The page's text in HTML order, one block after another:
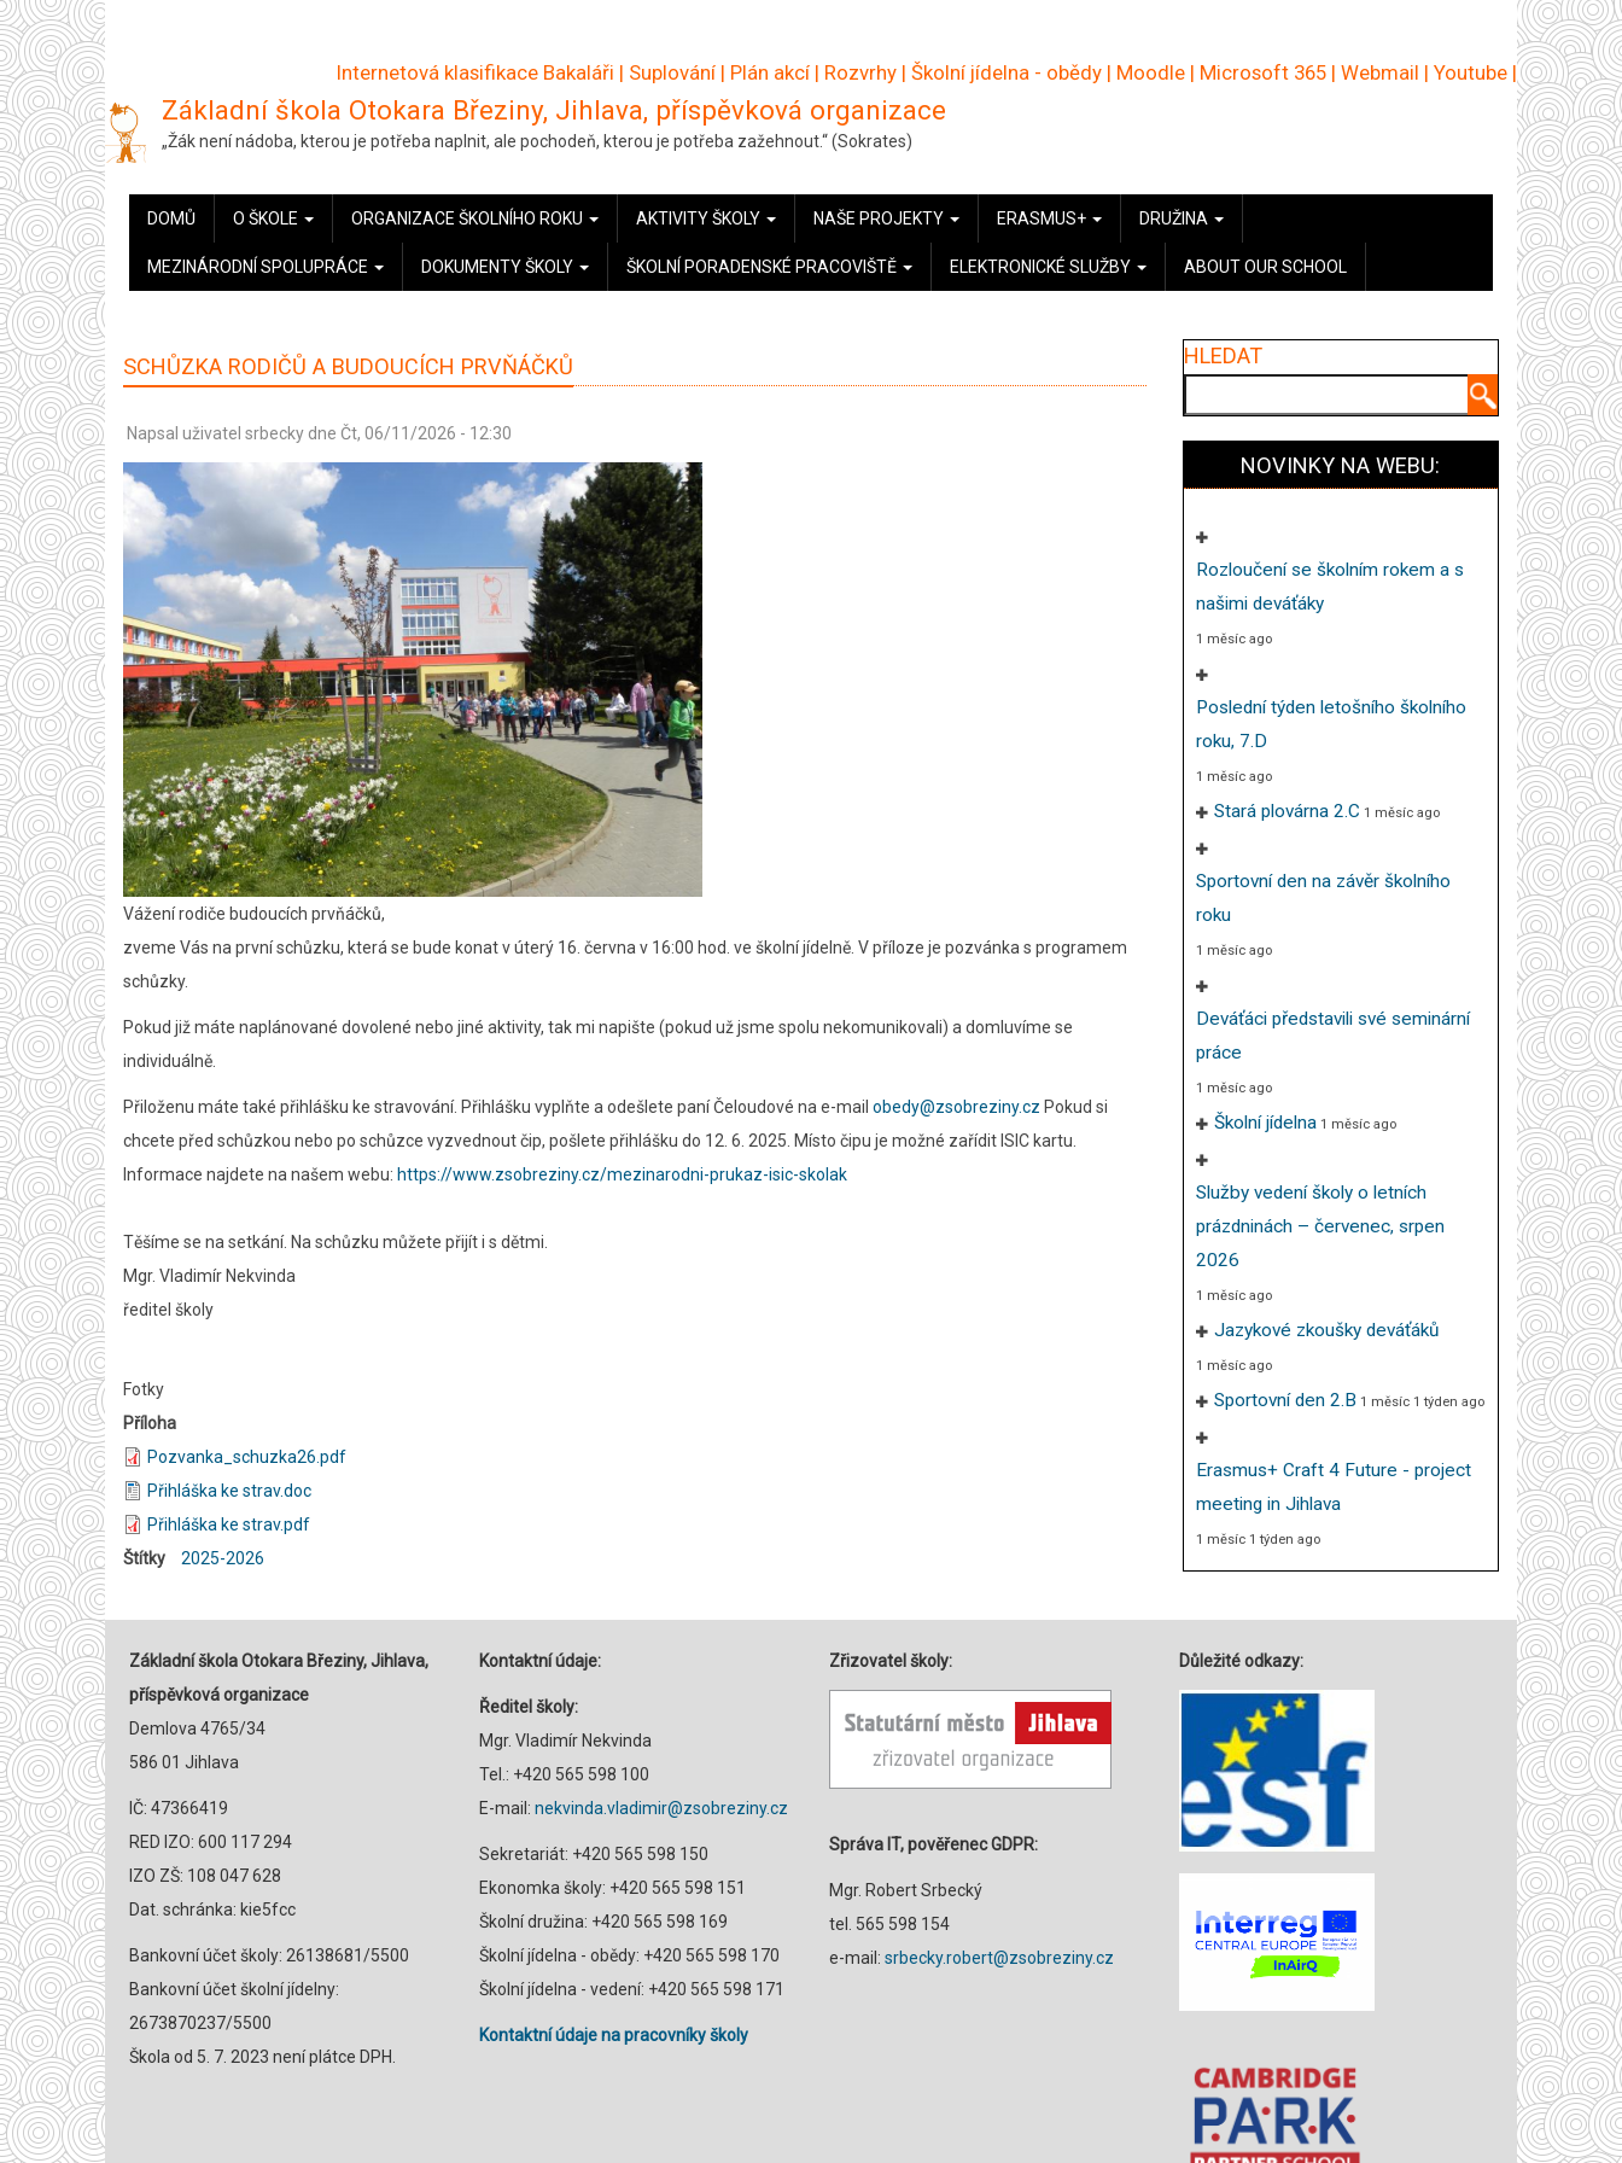
Přejít
k
hlavnímu
obsahu
Internetová klasifikace Bakaláři | Suplování | Plán akcí | Rozvrhy | Školní jídelna - obědy | Moodle | Microsoft 365 | Webmail | Youtube |
Základní škola Otokara Březiny, Jihlava, příspěvková organizace
„Žák není nádoba, kterou je potřeba naplnit, ale pochodeň, kterou je potřeba zažehnout.“ (Sokrates)
HLAVNÍ
NAVIGACE
DOMŮ O ŠKOLE ORGANIZACE ŠKOLNÍHO ROKU AKTIVITY ŠKOLY NAŠE PROJEKTY ERASMUS+ DRUŽINA
MEZINÁRODNÍ SPOLUPRÁCE DOKUMENTY ŠKOLY ŠKOLNÍ PORADENSKÉ PRACOVIŠTĚ ELEKTRONICKÉ SLUŽBY ABOUT OUR SCHOOL
SCHŮZKA RODIČŮ A BUDOUCÍCH PRVŇÁČKŮ
Napsal uživatel srbecky dne Čt, 06/11/2026 - 12:30
Vážení rodiče budoucích prvňáčků,
zveme Vás na první schůzku, která se bude konat v úterý 16. června v 16:00 hod. ve školní jídelně. V příloze je pozvánka s programem
schůzky.
Pokud již máte naplánované dovolené nebo jiné aktivity, tak mi napište (pokud už jsme spolu nekomunikovali) a domluvíme se
individuálně.
Přiloženu máte také přihlášku ke stravování. Přihlášku vyplňte a odešlete paní Čeloudové na e-mail obedy@zsobreziny.cz Pokud si
chcete před schůzkou nebo po schůzce vyzvednout čip, pošlete přihlášku do 12. 6. 2025. Místo čipu je možné zařídit ISIC kartu.
Informace najdete na našem webu: https://www.zsobreziny.cz/mezinarodni-prukaz-isic-skolak
Těšíme se na setkání. Na schůzku můžete přijít i s dětmi.
Mgr. Vladimír Nekvinda
ředitel školy
Fotky
Příloha
Pozvanka_schuzka26.pdf
Přihláška ke strav.doc
Přihláška ke strav.pdf
Štítky
2025-2026
HLEDAT
NOVINKY NA WEBU:
Rozloučení se školním rokem a s
našimi deváťáky
1 měsíc ago
Poslední týden letošního školního
roku, 7.D
1 měsíc ago
Stará plovárna 2.C 1 měsíc ago
Sportovní den na závěr školního
roku
1 měsíc ago
Deváťáci představili své seminární
práce
1 měsíc ago
Školní jídelna 1 měsíc ago
Služby vedení školy o letních
prázdninách – červenec, srpen
2026
1 měsíc ago
Jazykové zkoušky deváťáků
1 měsíc ago
Sportovní den 2.B 1 měsíc 1 týden ago
Erasmus+ Craft 4 Future - project
meeting in Jihlava
1 měsíc 1 týden ago
Základní škola Otokara Březiny, Jihlava,
příspěvková organizace
Demlova 4765/34
586 01 Jihlava
IČ: 47366419
RED IZO: 600 117 294
IZO ZŠ: 108 047 628
Dat. schránka: kie5fcc
Bankovní účet školy: 26138681/5500
Bankovní účet školní jídelny:
2673870237/5500
Škola od 5. 7. 2023 není plátce DPH.
Kontaktní údaje:
Ředitel školy:
Mgr. Vladimír Nekvinda
Tel.: +420 565 598 100
E-mail: nekvinda.vladimir@zsobreziny.cz
Sekretariát: +420 565 598 150
Ekonomka školy: +420 565 598 151
Školní družina: +420 565 598 169
Školní jídelna - obědy: +420 565 598 170
Školní jídelna - vedení: +420 565 598 171
Kontaktní údaje na pracovníky školy
Zřizovatel školy:
Správa IT, pověřenec GDPR:
Mgr. Robert Srbecký
tel. 565 598 154
e-mail: srbecky.robert@zsobreziny.cz
Důležité odkazy: